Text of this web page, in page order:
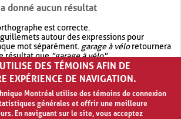
donné aucun résultat
est correcte.
autour des expressions pour
mot séparément. garage à véloretournera
résultat que"garage à vélo".
votre recherche avec OR.garage OR vélo
plus de résultat quegarage à vélo
DES TÉMOINS AFIN DE
EXPÉRIENCE DE NAVIGATION.
Montréal utilise des témoins de connexion
générales et offrir une meilleure
En naviguant sur le site, vous acceptez